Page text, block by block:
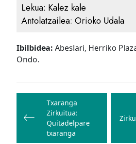
Lekua: Kalez kale
Antolatzailea:Orioko Udala
Ibilbidea: Abeslari, Herriko
Ondo.
Bidalketetan
zehar
nabigatu
Txaranga
Zirkuitua:
Quitadelpare
txaranga